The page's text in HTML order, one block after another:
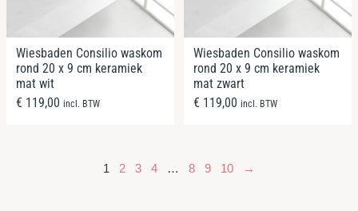
Wiesbaden Consilio waskom
rond 20 x 9 cm keramiek
mat wit
€ 119,00 incl. BTW
Wiesbaden Consilio waskom
rond 20 x 9 cm keramiek
mat zwart
€ 119,00 incl. BTW
1 2 3 4 … 8 9 10 →